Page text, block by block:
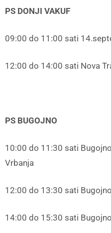
PS DONJI VAKUF
09:00 do 11:00 sati
12:00 do 14:00 sati Nova
PS BUGOJNO
10:00 do 11:30 sati
Vrbanja
12:00 do 13:30 sati
14:00 do 15:30 sati